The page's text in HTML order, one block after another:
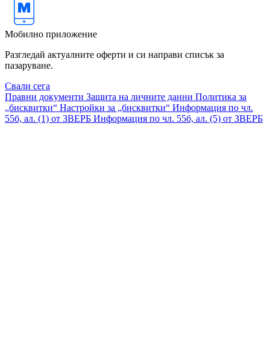
Мобилно приложение
Разгледай актуалните оферти и си направи списък за
пазаруване.
Свали сега
Правни документи Защита на личните данни Политика за
„бисквитки“ Настройки за „бисквитки“ Информация по чл.
55б, ал. (1) от ЗВЕРБ Информация по чл. 55б, ал. (5) от ЗВЕРБ